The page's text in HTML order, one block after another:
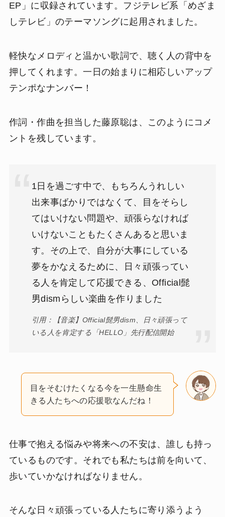
EP」に収録されています。フジテレビ系「めざま
しテレビ」のテーマソングに起用されました。
軽快なメロディと温かい歌詞で、聴く人の背中を
押してくれます。一日の始まりに相応しいアップ
テンポなナンバー！
作詞・作曲を担当した藤原聡は、このようにコメ
ントを残しています。
1日を過ごす中で、もちろんうれしい
出来事ばかりではなくて、目をそらし
てはいけない問題や、頑張らなければ
いけないこともたくさんあると思いま
す。その上で、自分が大事にしている
夢をかなえるために、日々頑張ってい
る人を肯定して応援できる、Official髭
男dismらしい楽曲を作りました
引用：【音楽】Official髭男dism、日々頑張って
いる人を肯定する「HELLO」先行配信開始
目をそむけたくなる今を一生懸命生
きる人たちへの応援歌なんだね！
仕事で抱える悩みや将来への不安は、誰しも持っ
ているものです。それでも私たちは前を向いて、
歩いていかなければなりません。
そんな日々頑張っている人たちに寄り添うよう